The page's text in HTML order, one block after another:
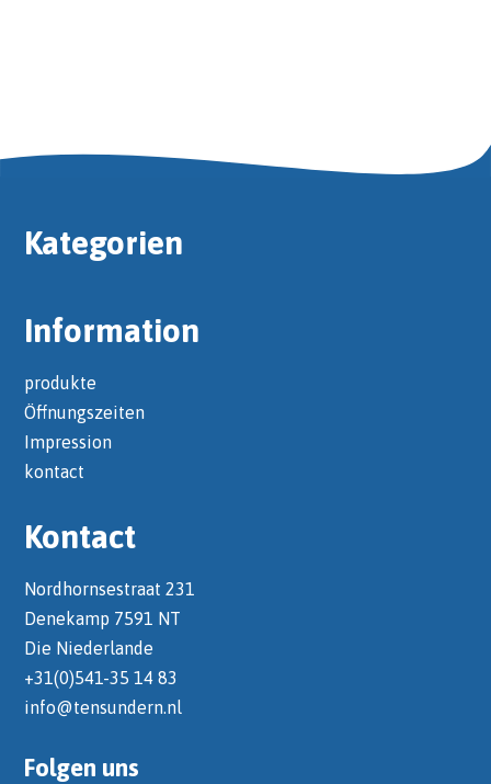
Kategorien
Information
produkte
Öffnungszeiten
Impression
kontact
Kontact
Nordhornsestraat 231
Denekamp 7591 NT
Die Niederlande
+31(0)541-35 14 83
info@tensundern.nl
Folgen uns